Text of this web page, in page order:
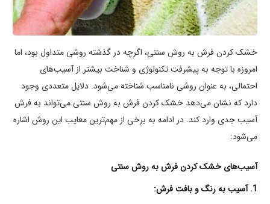
خشک کردن فرش به روش سنتی، اگرچه در گذشته روشی متداول بود، اما
امروزه با توجه به پیشرفت تکنولوژی و شناخت بیشتر از آسیب‌های
احتمالی، به عنوان روشی نامناسب شناخته می‌شود. دلایل متعددی وجود
دارد که نشان می‌دهد خشک کردن فرش به روش سنتی می‌تواند به فرش
آسیب جدی وارد کند. در ادامه به برخی از مهم‌ترین معایب این روش اشاره
می‌شود:
آسیب‌های خشک کردن فرش به روش سنتی
1. آسیب به رنگ و بافت فرش: